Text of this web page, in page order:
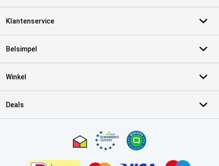
Klantenservice
Belsimpel
Winkel
Deals